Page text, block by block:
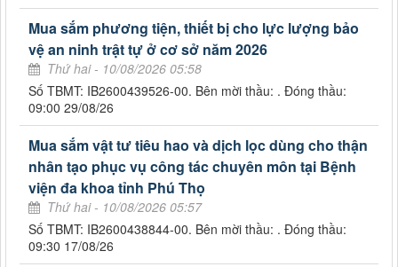
Mua sắm phương tiện, thiết bị cho lực lượng bảo
vệ an ninh trật tự ở cơ sở năm 2026
Thứ hai - 10/08/2026 05:58
Số TBMT: IB2600439526-00. Bên mời thầu: . Đóng thầu:
09:00 29/08/26
Mua sắm vật tư tiêu hao và dịch lọc dùng cho thận
nhân tạo phục vụ công tác chuyên môn tại Bệnh
viện đa khoa tỉnh Phú Thọ
Thứ hai - 10/08/2026 05:57
Số TBMT: IB2600438844-00. Bên mời thầu: . Đóng thầu:
09:30 17/08/26